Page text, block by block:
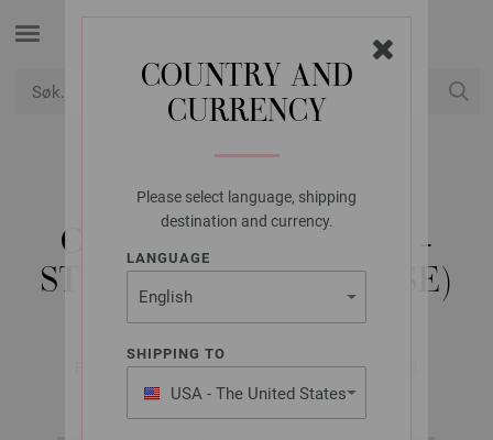
COUNTRY AND
CURRENCY
Please select language, shipping
destination and currency.
LANGUAGE
SHIPPING TO
USA - The United States
of America
LANA GROSSA
CARDIGAN MOSAICO -
STRIKKEOPPSKRIFT (SE)
FILATI No. 67 (Frühjahr/Sommer 2024) | Modell 23